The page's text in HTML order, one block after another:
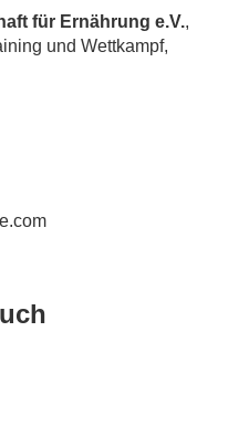
für Ernährung e.V.,
und Wettkampf,